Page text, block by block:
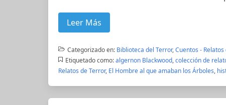
Leer Más
Categorizado en: Biblioteca del Terror,Cuentos -
Etiquetado como: algernon Blackwood,colección de
Relatos de Terror, El Hombre al que amaban los Árboles,